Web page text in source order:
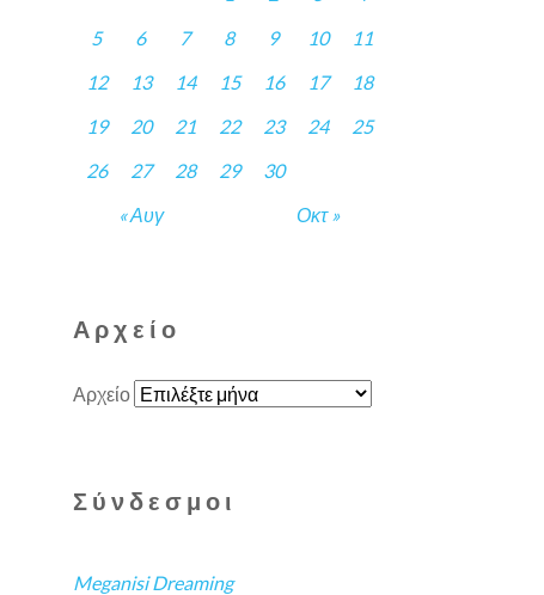
« Αυγ Οκτ »
5
6 7 8 9 10
11
12
13 14 15 16 17
18
19
20 21 22 23 24
25
26
27 28 29 30
Αρχείο
Αρχείο
Σύνδεσμοι
Meganisi Dreaming